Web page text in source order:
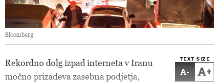
Bloomberg
TEXT SIZE
- +
Rekordno dolg izpad interneta v Iranu
močno prizadeva zasebna podjetja,